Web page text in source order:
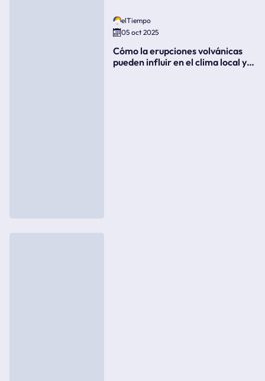
elTiempo
05 oct 2025
Cómo la erupciones volvánicas
pueden influir en el clima local y